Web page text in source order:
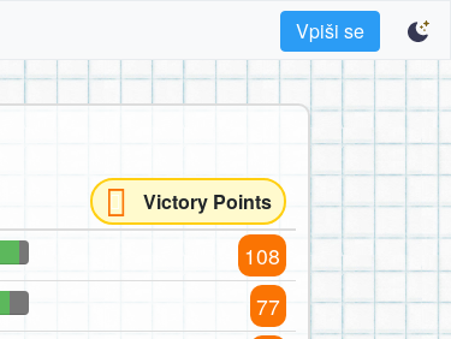
Vpiši se
Victory Points
108
77